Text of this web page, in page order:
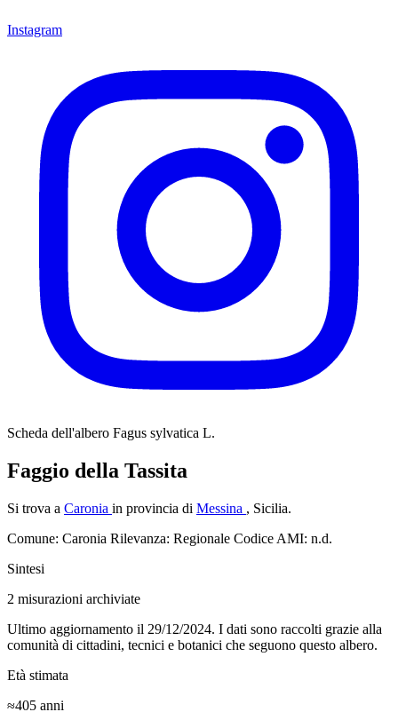
Instagram
Scheda dell'albero Fagus sylvatica L.
Faggio della Tassita
Si trova a Caronia in provincia di Messina , Sicilia.
Comune: Caronia Rilevanza: Regionale Codice AMI: n.d.
Sintesi
2 misurazioni archiviate
Ultimo aggiornamento il 29/12/2024. I dati sono raccolti grazie alla
comunità di cittadini, tecnici e botanici che seguono questo albero.
Età stimata
≈405 anni